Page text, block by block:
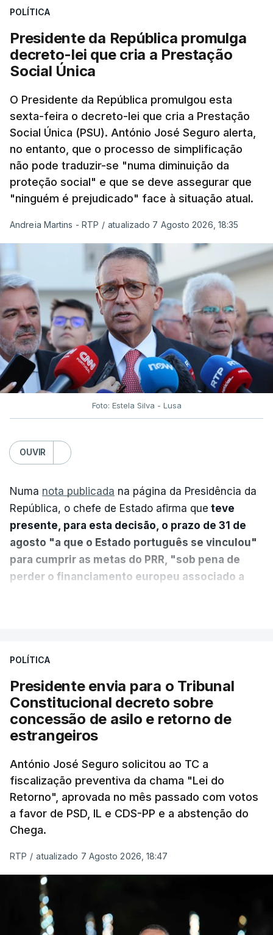
POLÍTICA
Presidente da República promulga
decreto-lei que cria a Prestação
Social Única
O Presidente da República promulgou esta
sexta-feira o decreto-lei que cria a Prestação
Social Única (PSU). António José Seguro alerta,
no entanto, que o processo de simplificação
não pode traduzir-se "numa diminuição da
proteção social" e que se deve assegurar que
"ninguém é prejudicado" face à situação atual.
Andreia Martins - RTP / atualizado 7 Agosto 2026, 18:35
Foto: Estela Silva - Lusa
OUVIR
Numa nota publicada na página da Presidência da
República, o chefe de Estado afirma que teve
presente, para esta decisão, o prazo de 31 de
agosto "a que o Estado português se vinculou"
para cumprir as metas do PRR, "sob pena de
perder o financiamento europeu associado a
sistema mais simples, mais justo e transparente".
"Sempre que seja possível reduzir burocracias,
eliminar sobreposições e garantir que os apoios
chegam a quem mais necessita, estaremos a dar
um passo na direção certa", argumenta o
Presidente da República.
Assegurar que "ninguém é
prejudicado"
O Preisdente deixa, no entanto, deixa alguns
avisos:uma reforma desta dimensão "deve ter
como primeiro critério a proteção das pessoas"
e "nenhum processo de simplificação pode
POLÍTICA
Presidente envia para o Tribunal
Constitucional decreto sobre
concessão de asilo e retorno de
estrangeiros
António José Seguro solicitou ao TC a
fiscalização preventiva da chama "Lei do
Retorno", aprovada no mês passado com votos
a favor de PSD, IL e CDS-PP e a abstenção do
Chega.
RTP / atualizado 7 Agosto 2026, 18:47